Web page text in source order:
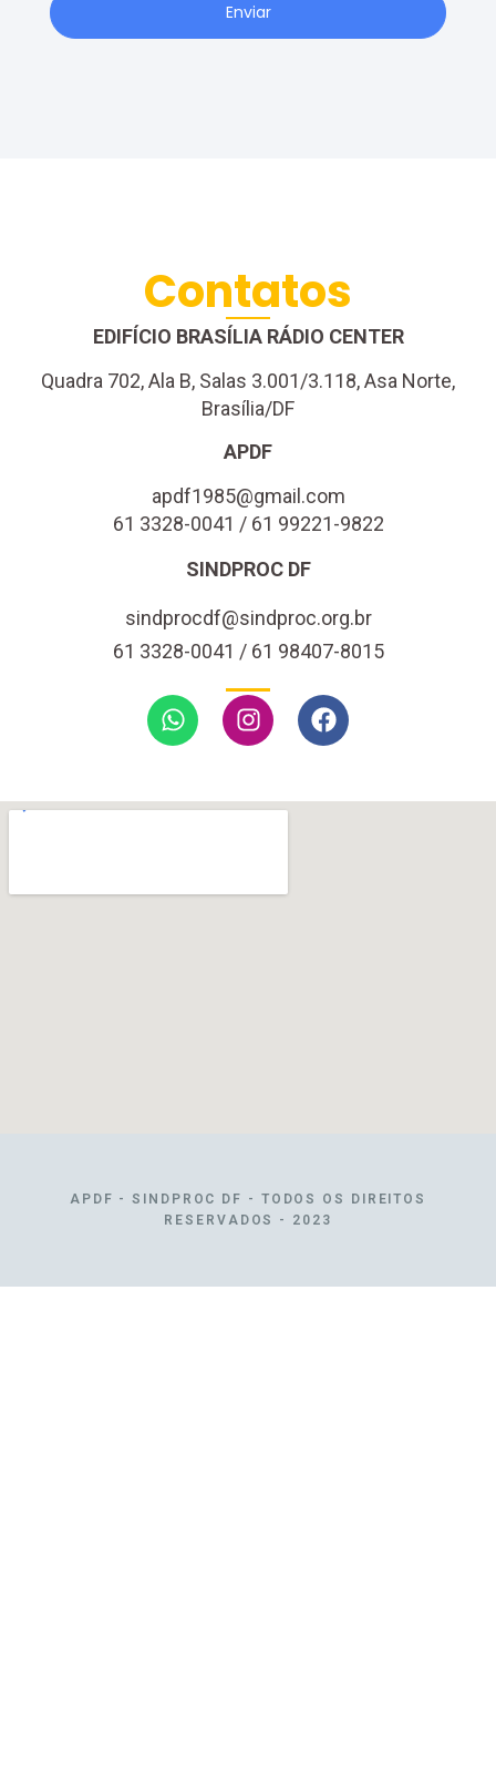
Enviar
Contatos
EDIFÍCIO BRASÍLIA RÁDIO CENTER
Quadra 702, Ala B, Salas 3.001/3.118, Asa Norte,
Brasília/DF
APDF
apdf1985@gmail.com
61 3328-0041 / 61 99221-9822
SINDPROC DF
sindprocdf@sindproc.org.br
61 3328-0041 / 61 98407-8015
APDF - SINDPROC DF - TODOS OS DIREITOS
RESERVADOS - 2023